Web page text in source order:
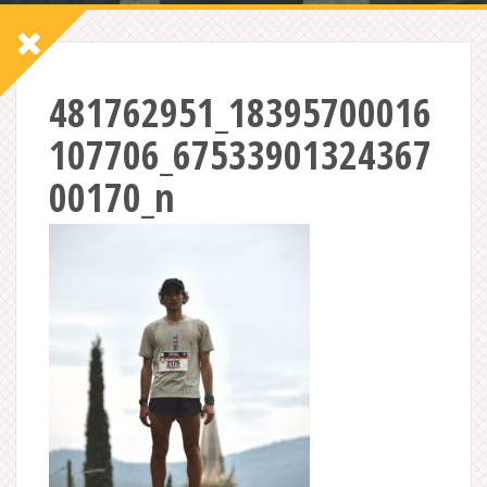
481762951_18395700016
107706_67533901324367
00170_n